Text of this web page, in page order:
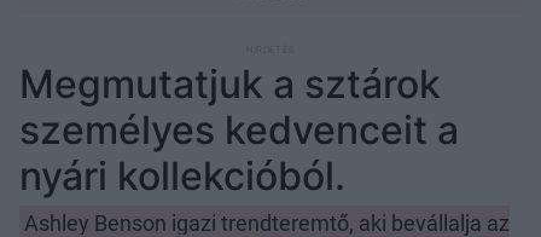
Megmutatjuk a sztárok
személyes kedvenceit a
nyári kollekcióból.
Ashley Benson igazi trendteremtő, aki bevállalja az